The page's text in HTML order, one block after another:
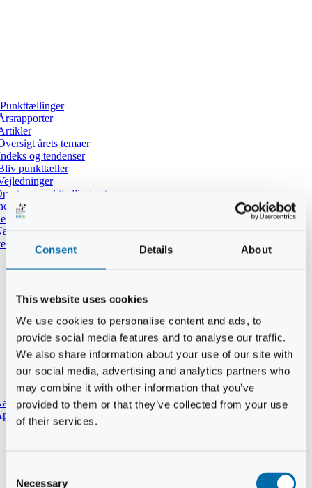
Consent Details About
This website uses cookies
We use cookies to personalise content and ads, to
provide social media features and to analyse our traffic.
We also share information about your use of our site with
our social media, advertising and analytics partners who
may combine it with other information that you’ve
provided to them or that they’ve collected from your use
of their services.
Necessary
Punkttællinger
årets temaer
og tendenser
punkttæller
ny punkttællingsrute
udført tælling i DOFbasen
dine tidligere punkttællinger
i mørket
til punkttællinger